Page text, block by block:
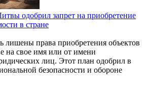
одобрил запрет на приобретение
в стране
лишены права приобретения объектов
на свое имя или от имени
лиц. Этот план одобрил в
безопасности и обороне